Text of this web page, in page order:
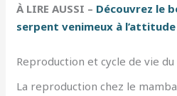
À LIRE AUSSI – Découvrez le
serpent venimeux à
Reproduction et cycle de vie
La reproduction chez le